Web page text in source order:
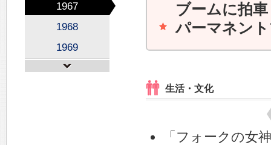
1967
1968
1969
ブームに拍車
パーマネン
生活・文化
「フォークの女